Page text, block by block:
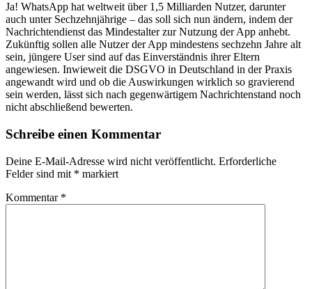
Ja! WhatsApp hat weltweit über 1,5 Milliarden Nutzer, darunter
auch unter Sechzehnjährige – das soll sich nun ändern, indem der
Nachrichtendienst das Mindestalter zur Nutzung der App anhebt.
Zukünftig sollen alle Nutzer der App mindestens sechzehn Jahre alt
sein, jüngere User sind auf das Einverständnis ihrer Eltern
angewiesen. Inwieweit die DSGVO in Deutschland in der Praxis
angewandt wird und ob die Auswirkungen wirklich so gravierend
sein werden, lässt sich nach gegenwärtigem Nachrichtenstand noch
nicht abschließend bewerten.
Schreibe einen Kommentar
Deine E-Mail-Adresse wird nicht veröffentlicht. Erforderliche
Felder sind mit * markiert
Kommentar *